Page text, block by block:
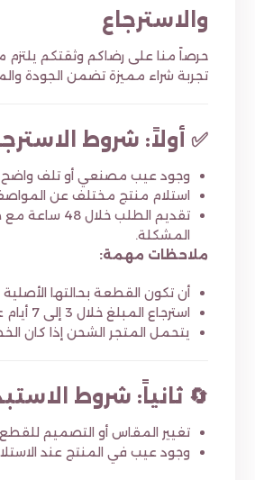
والاسترجاع
حرصاً منا على رضاكم وثقتكم
تجربة شراء مميزة تضمن الجودة
✅ أولاً: شروط
وجود عيب مصنعي أو تلف واضح
استلام منتج مختلف عن
تقديم الطلب خلال
المشكلة.
ملاحظات مهمة:
أن تكون القطعة بحالتها
استرجاع المبلغ خلال 3 إلى 7 أيام عمل بعد الفحص.
يتحمل المتجر الشحن إذا كان
🔄 ثانياً: شروط
تغيير المقاس أو التصميم
وجود عيب في المنتج عند